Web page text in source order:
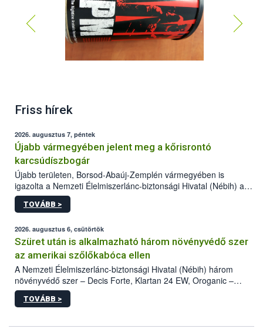
Friss hírek
2026. augusztus 7, péntek
Újabb vármegyében jelent meg a kőrisrontó
karcsúdíszbogár
Újabb területen, Borsod-Abaúj-Zemplén vármegyében is
igazolta a Nemzeti Élelmiszerlánc-biztonsági Hivatal (Nébih) a
kőrisrontó karcsúdíszbogár (Agrilus planipennis) jelenlétét. A
kártevőt nem csak színcsapdában találták meg, de már fertőzött
az intenzív felderítést, emellett az intézkedéseket a szlovák
hatósággal is összehangolják a terjedés megállítása érdekében.
TOVÁBB >
2026. augusztus 6, csütörtök
Szüret után is alkalmazható három növényvédő szer
az amerikai szőlőkabóca ellen
A Nemzeti Élelmiszerlánc-biztonsági Hivatal (Nébih) három
növényvédő szer – Decis Forte, Klartan 24 EW, Oroganic –
engedélyokiratát módosította, így azok a szüretet követően,
egészen a vesszőérettség (BBCH 91) stádiumáig
érésű szőlőkben is legyen lehetőség a károsító elleni további
TOVÁBB >